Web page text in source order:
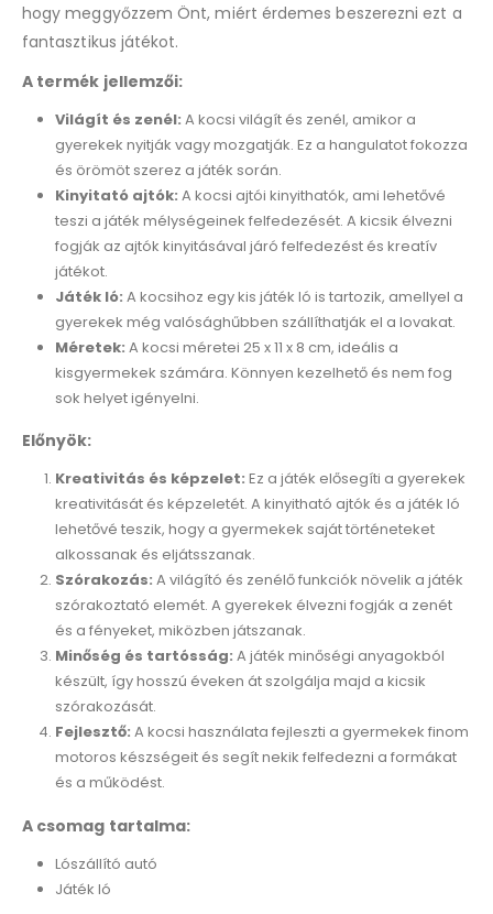
hogy meggyőzzem Önt, miért érdemes beszerezni ezt a
fantasztikus játékot.
A termék jellemzői:
Világít és zenél: A kocsi világít és zenél, amikor a
gyerekek nyitják vagy mozgatják. Ez a hangulatot fokozza
és örömöt szerez a játék során.
Kinyitató ajtók: A kocsi ajtói kinyithatók, ami lehetővé
teszi a játék mélységeinek felfedezését. A kicsik élvezni
fogják az ajtók kinyitásával járó felfedezést és kreatív
játékot.
Játék ló: A kocsihoz egy kis játék ló is tartozik, amellyel a
gyerekek még valósághűbben szállíthatják el a lovakat.
Méretek: A kocsi méretei 25 x 11 x 8 cm, ideális a
kisgyermekek számára. Könnyen kezelhető és nem fog
sok helyet igényelni.
Előnyök:
Kreativitás és képzelet: Ez a játék elősegíti a gyerekek
kreativitását és képzeletét. A kinyitható ajtók és a játék ló
lehetővé teszik, hogy a gyermekek saját történeteket
alkossanak és eljátsszanak.
Szórakozás: A világító és zenélő funkciók növelik a játék
szórakoztató elemét. A gyerekek élvezni fogják a zenét
és a fényeket, miközben játszanak.
Minőség és tartósság: A játék minőségi anyagokból
készült, így hosszú éveken át szolgálja majd a kicsik
szórakozását.
Fejlesztő: A kocsi használata fejleszti a gyermekek finom
motoros készségeit és segít nekik felfedezni a formákat
és a működést.
A csomag tartalma:
Lószállító autó
Játék ló